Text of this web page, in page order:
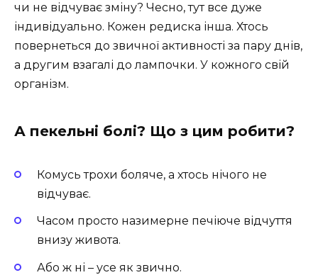
чи не відчуває зміну? Чесно, тут все дуже
індивідуально. Кожен редиска інша. Хтось
повернеться до звичної активності за пару днів,
а другим взагалі до лампочки. У кожного свій
організм.
А пекельні болі? Що з цим робити?
Комусь трохи боляче, а хтось нічого не
відчуває.
Часом просто назимерне печіюче відчуття
внизу живота.
Або ж ні – усе як звично.